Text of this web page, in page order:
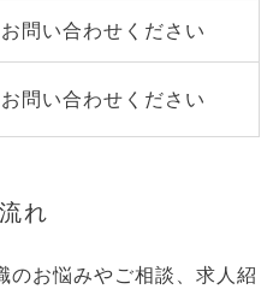
問い合わせください
問い合わせください
れ
のお悩みやご相談、求人紹